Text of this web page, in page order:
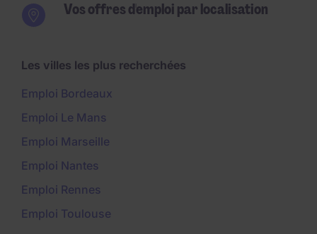
Vos offres d'emploi par localisation
Les villes les plus recherchées
Emploi Bordeaux
Emploi Le Mans
Emploi Marseille
Emploi Nantes
Emploi Rennes
Emploi Toulouse